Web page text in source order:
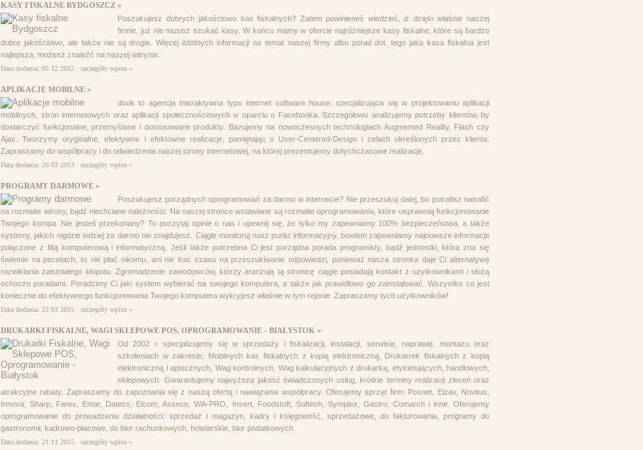
KASY FISKALNE BYDGOSZCZ »
Poszukujesz dobrych jakościowo kas fiskalnych? Zatem powinieneś wiedzieć, iż dzięki właśnie naszej
firmie, już nie musisz szukać kasy. W końcu mamy w ofercie najróżniejsze kasy fiskalne, które są bardzo
dobre jakościowo, ale także nie są drogie. Więcej istotnych informacji na temat naszej firmy albo porad dot. tego jaka kasa fiskalna jest
najlepsza, możesz znaleźć na naszej witrynie.
Data dodania: 05 12 2012 · szczegóły wpisu »
APLIKACJE MOBILNE »
dook to agencja interaktywna typu internet software house, specjalizująca się w projektowaniu aplikacji
mobilnych, stron internetowych oraz aplikacji społecznościowych w oparciu o Facebooka. Szczegółowo analizujemy potrzeby klientów, by
dostarczyć funkcjonalne, przemyślane i dostosowane produkty. Bazujemy na nowoczesnych technologiach Augmented Reality, Flash czy
Ajax. Tworzymy oryginalne, efektywne i efektowne realizacje, pamiętając o User-Centered-Design i celach określonych przez klienta.
Zapraszamy do współpracy i do odwiedzenia naszej strony internetowej, na której prezentujemy dotychczasowe realizacje.
Data dodania: 26 03 2013 · szczegóły wpisu »
PROGRAMY DARMOWE »
Poszukujesz porządnych oprogramowań za darmo w internecie? Nie przeszukuj dalej, bo potrafisz natrafić
na rozmaite wirusy, bądź niechciane należności. Na naszej stronce wstawiane są rozmaite oprogramowania, które usprawnią funkcjonowanie
Twojego kompa. Nie jesteś przekonany? To poczytaj opinie o nas i upewnij się, że tylko my zapewniamy 100% bezpieczeństwa, a także
systemy, jakich nigdzie indziej za darmo nie znajdujesz. Ciągle monitoruj nasz punkt informacyjny, bowiem zapewniamy najnowsze informacje
połączone z filią komputerową i informatyczną. Jeśli także potrzebna Ci jest porządna porada programisty, bądź jednostki, która zna się
świetnie na pecetach, to nie płać nikomu, ani nie trać czasu na przeszukiwanie odpowiedzi, ponieważ nasza stronka daje Ci alternatywę
rozwikłania zaistniałego kłopotu. Zgromadzenie zawodowców, którzy aranżują tą stronicę ciągle posiadają kontakt z użytkownikami i służą
ochoczo poradami. Poradzimy Ci jaki system wybierać na swojego komputera, a także jak prawidłowo go zainstalować. Wszystko co jest
konieczne do efektywnego funkcjonowania Twojego komputera wykryjesz właśnie w tym rejonie. Zapraszamy tych użytkowników!
Data dodania: 22 03 2015 · szczegóły wpisu »
DRUKARKI FISKALNE, WAGI SKLEPOWE POS, OPROGRAMOWANIE - BIAŁYSTOK »
Od 2002 r. specjalizujemy się w sprzedaży i fiskalizacji, instalacji, serwisie, naprawie, montażu oraz
szkoleniach w zakresie: Mobilnych kas fiskalnych z kopią elektroniczną, Drukarrek fiskalnych z kopią
elektroniczną i aptecznych, Wag kontrolnych, Wag kalkulacyjnych z drukarką, etykietujących, handlowych,
sklepowych. Gwarantujemy najwyższą jakość świadczonych usług, krótkie terminy realizacji zleceń oraz
atrakcyjne rabaty. Zapraszamy do zapoznania się z naszą ofertą i nawiązania współpracy. Oferujemy sprzęt firm: Posnet, Elzav, Novitus,
Innova, Sharp, Farex, Emar, Datecs, Elcom, Asseco, WA-PRO, Insert, Foodstoft, Softech, Symplex, Gastro, Comarch i inne. Oferujemy
oprogramowanie do prowadzenia działalności: sprzedaż i magazyn, kadry i księgowość, sprzedażowe, do fakturowania, programy do
gastronomii, kadrowo-płacowe, do biur rachunkowych, hotelarskie, biur podatkowych.
Data dodania: 21 11 2015 · szczegóły wpisu »